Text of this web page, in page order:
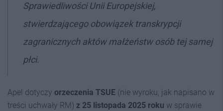
Sprawiedliwości Unii Europejskiej,
stwierdzającego obowiązek transkrypcji
zagranicznych aktów małżeństw osób tej samej
płci.
Apel dotyczy orzeczenia TSUE (nie wyroku, jak napisano w
treści uchwały RM) z 25 listopada 2025 roku w sprawie